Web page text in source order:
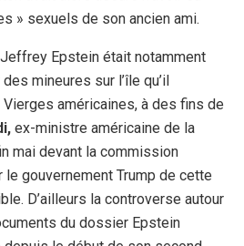
» sexuels de son ancien ami.
Epstein était notamment
mineures sur l’île qu’il
américaines, à des fins de
ex-ministre américaine de la
mai devant la commission
le gouvernement Trump de cette
D’ailleurs la controverse autour
du dossier Epstein